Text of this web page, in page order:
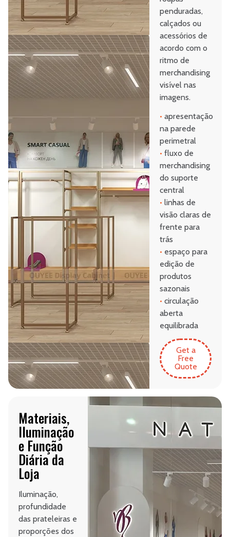
penduradas,
calçados ou
acessórios de
acordo com o
ritmo de
merchandising
visível nas
imagens.
• apresentação
na parede
perimetral
• fluxo de
merchandising
do suporte
central
• linhas de
visão claras de
frente para
trás
• espaço para
edição de
produtos
sazonais
• circulação
aberta
equilibrada
Get a
Free
Quote
Materiais,
Iluminação
e Função
Diária da
Loja
Iluminação,
profundidade
das prateleiras e
proporções dos